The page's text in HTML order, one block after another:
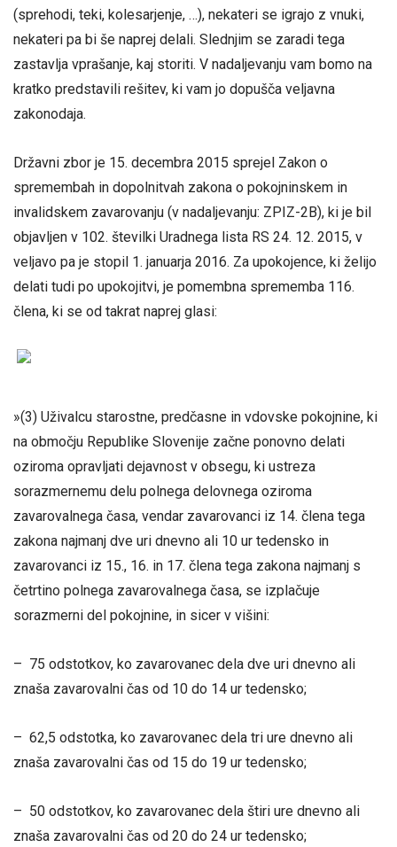
(sprehodi, teki, kolesarjenje, …), nekateri se igrajo z vnuki,
nekateri pa bi še naprej delali. Slednjim se zaradi tega
zastavlja vprašanje, kaj storiti. V nadaljevanju vam bomo na
kratko predstavili rešitev, ki vam jo dopušča veljavna
zakonodaja.
Državni zbor je 15. decembra 2015 sprejel Zakon o
spremembah in dopolnitvah zakona o pokojninskem in
invalidskem zavarovanju (v nadaljevanju: ZPIZ-2B), ki je bil
objavljen v 102. številki Uradnega lista RS 24. 12. 2015, v
veljavo pa je stopil 1. januarja 2016. Za upokojence, ki želijo
delati tudi po upokojitvi, je pomembna sprememba 116.
člena, ki se od takrat naprej glasi:
»(3) Uživalcu starostne, predčasne in vdovske pokojnine, ki
na območju Republike Slovenije začne ponovno delati
oziroma opravljati dejavnost v obsegu, ki ustreza
sorazmernemu delu polnega delovnega oziroma
zavarovalnega časa, vendar zavarovanci iz 14. člena tega
zakona najmanj dve uri dnevno ali 10 ur tedensko in
zavarovanci iz 15., 16. in 17. člena tega zakona najmanj s
četrtino polnega zavarovalnega časa, se izplačuje
sorazmerni del pokojnine, in sicer v višini:
– 75 odstotkov, ko zavarovanec dela dve uri dnevno ali
znaša zavarovalni čas od 10 do 14 ur tedensko;
– 62,5 odstotka, ko zavarovanec dela tri ure dnevno ali
znaša zavarovalni čas od 15 do 19 ur tedensko;
– 50 odstotkov, ko zavarovanec dela štiri ure dnevno ali
znaša zavarovalni čas od 20 do 24 ur tedensko;